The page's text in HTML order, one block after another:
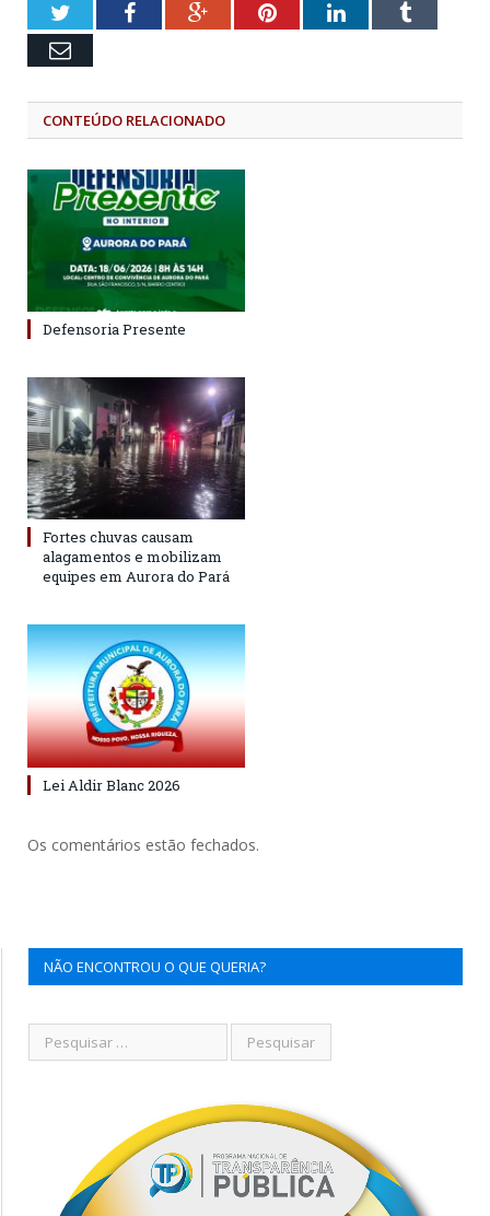
TwitterFacebookGoogle+PinterestLinkedInTumblr
Email
CONTEÚDO RELACIONADO
Defensoria Presente
Fortes chuvas causam
alagamentos e mobilizam
equipes em Aurora do Pará
Lei Aldir Blanc 2026
Os comentários estão fechados.
NÃO ENCONTROU O QUE QUERIA?